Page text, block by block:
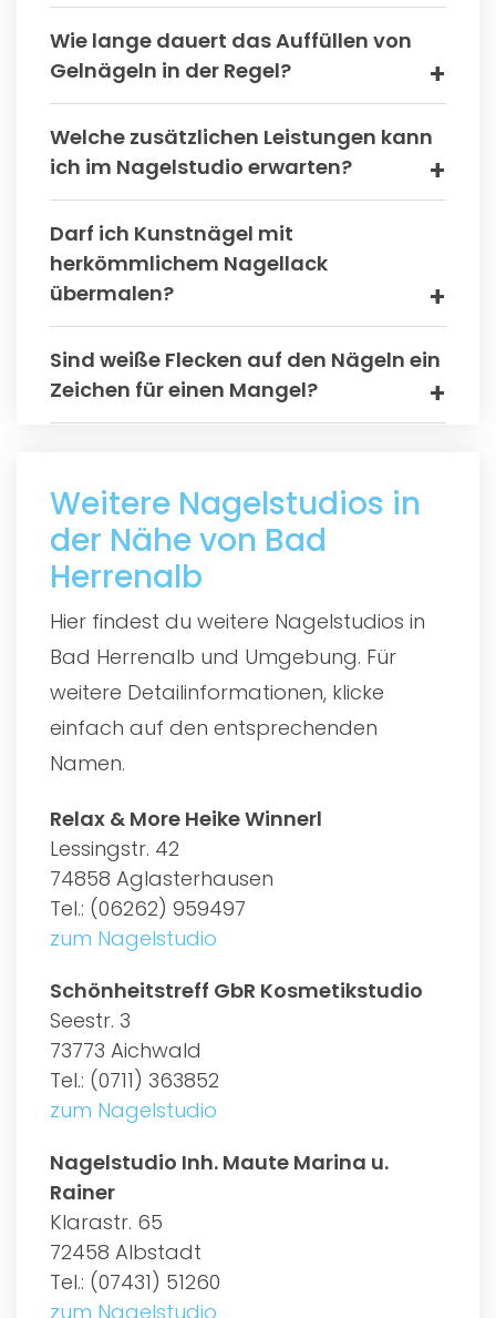
Wie lange dauert das Auffüllen von
Gelnägeln in der Regel?
Welche zusätzlichen Leistungen kann
ich im Nagelstudio erwarten?
Darf ich Kunstnägel mit
herkömmlichem Nagellack
übermalen?
Sind weiße Flecken auf den Nägeln ein
Zeichen für einen Mangel?
Weitere Nagelstudios in
der Nähe von Bad
Herrenalb
Hier findest du weitere Nagelstudios in
Bad Herrenalb und Umgebung. Für
weitere Detailinformationen, klicke
einfach auf den entsprechenden
Namen.
Relax & More Heike Winnerl
Lessingstr. 42
74858 Aglasterhausen
Tel.: (06262) 959497
zum Nagelstudio
Schönheitstreff GbR Kosmetikstudio
Seestr. 3
73773 Aichwald
Tel.: (0711) 363852
zum Nagelstudio
Nagelstudio Inh. Maute Marina u.
Rainer
Klarastr. 65
72458 Albstadt
Tel.: (07431) 51260
zum Nagelstudio